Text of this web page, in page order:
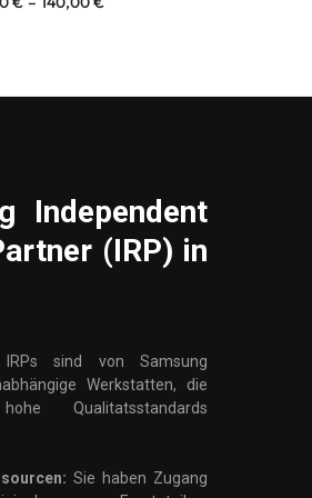
Independent
(IRP) in
IRPs sind von Samsung
Werkstatten, die
Qualitatsstandards
Sie haben Zugang